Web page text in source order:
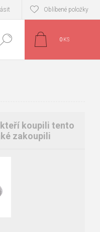
Oblíbené položky
0 KS
koupili tento
zakoupili